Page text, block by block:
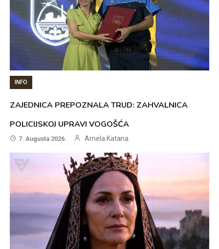
INFO
ZAJEDNICA PREPOZNALA TRUD: ZAHVALNICA
POLICIJSKOJ UPRAVI VOGOŠĆA
7. Augusta 2026. Arnela Katana